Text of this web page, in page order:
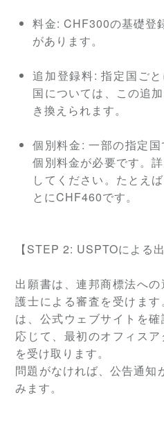
料金: CHF300の基礎登
があります。
追加登録料:指定国ご
国については、この追
き換えられます。
個別料金:一部の指定
個別料金が必要です。
してください。たとえ
とにCHF460です。
【STEP2: USPTOによる出
出願書は、連邦商標法へ
護士による審査を受けま
は、公式ウェブサイトを
応じて、最初のオフィス
を受け取ります。
問題がなければ、公告通知
みます。